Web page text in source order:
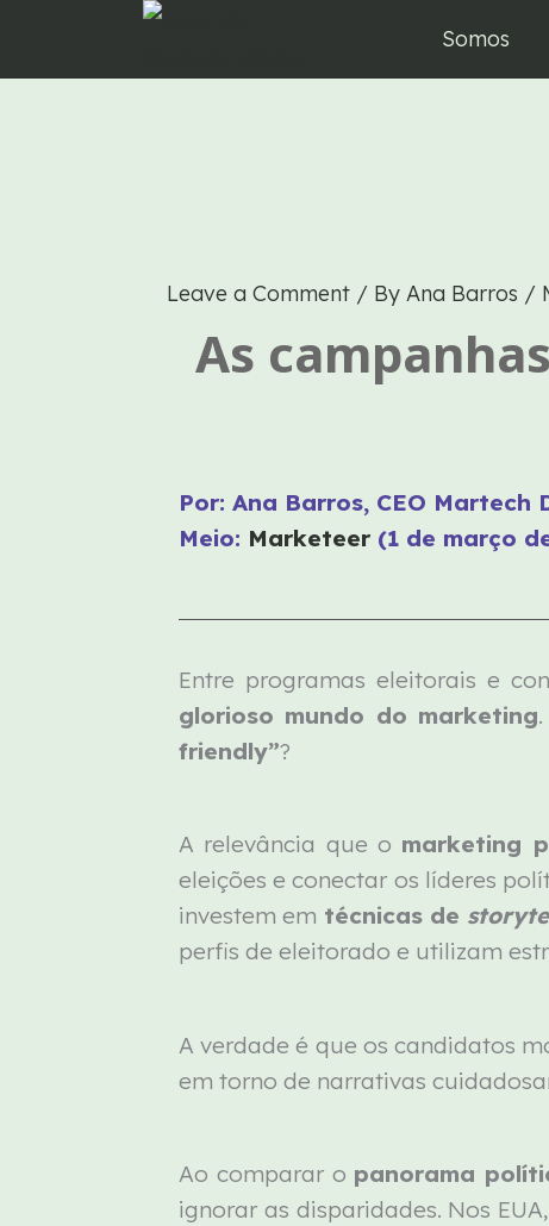
Somos
Leave a Comment / ByAna Barros /
As
Por: Ana Barros, CEO Martech
Meio: Marketeer (1 de março
Entre programas eleitorais e
glorioso mundo do marketing
friendly”?
A relevância que o marketing
eleições e conectar os líderes
investem em técnicas de
perfis de eleitorado e utilizam
A verdade é que os candidatos
em torno de narrativas
Ao comparar o panorama
ignorar as disparidades. Nos